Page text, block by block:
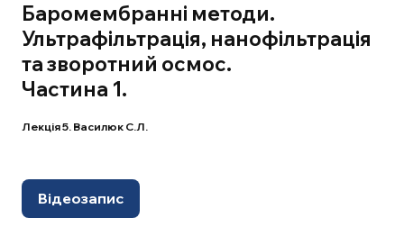
Баромембранні методи.
Ультрафільтрація, нанофільтрація
та зворотний осмос.
Частина 1.
Лекція 5. Василюк С.Л.
Відеозапис